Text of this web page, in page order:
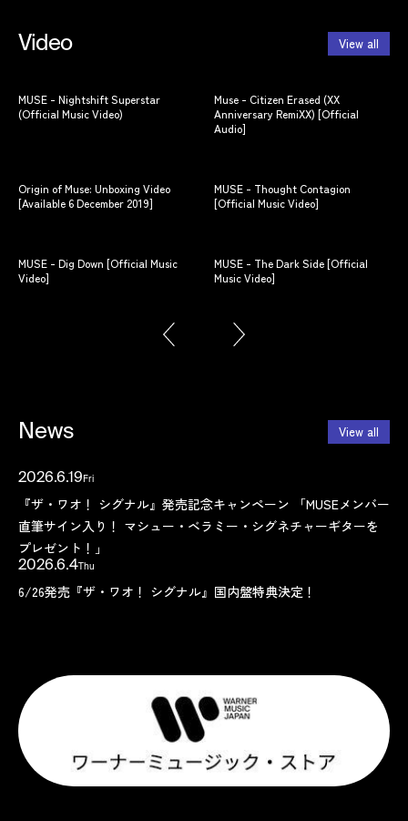
Video View all
MUSE - Nightshift Superstar
(Official Music Video)
Muse - Citizen Erased (XX
Anniversary RemiXX) [Official
Audio]
Origin of Muse: Unboxing Video
[Available 6 December 2019]
MUSE - Thought Contagion
[Official Music Video]
MUSE - Dig Down [Official Music
Video]
MUSE - The Dark Side [Official
Music Video]
News View all
2026.6.19 Fri
『ザ・ワオ！ シグナル』発売記念キャンペーン 「MUSEメンバー
直筆サイン入り！ マシュー・ベラミー・シグネチャーギターを
プレゼント！」
2026.6.4 Thu
6/26発売『ザ・ワオ！ シグナル』国内盤特典決定！